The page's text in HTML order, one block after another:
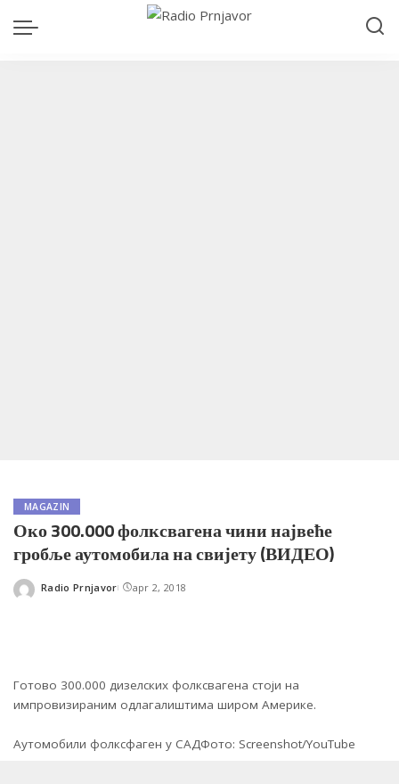
MAGAZIN
Око 300.000 фолксвагена чини највеће
гробље аутомобила на свијету (ВИДЕО)
Posted
Radio Prnjavor apr 2, 2018
Готово 300.000 дизелских фолксвагена стоји на
импровизираним одлагалиштима широм Америке.
Аутомобили фолксфаген у САДФото: Screenshot/YouTube